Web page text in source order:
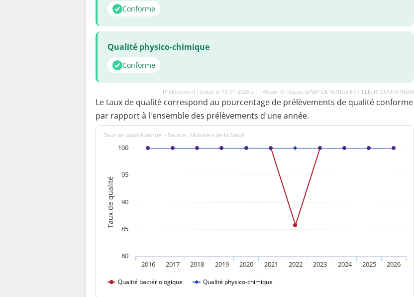
Conforme
Qualité physico-chimique
Conforme
Prélèvement réalisé le 13-01-2026 à 11:40 sur le réseau SIAEP DE NORGE ET TILLE, R. COUTERNON
Le taux de qualité correspond au pourcentage de prélèvements de qualité conforme
par rapport à l'ensemble des prélèvements d'une année.
Taux de qualité
Taux de qualité annuel - Source : Ministère de la Santé
Qualité bactériologique Qualité physico-chimique
2016 2017 2018 2019 2020 2021 2022 2023 2024 2025 2026
80
85
90
95
100